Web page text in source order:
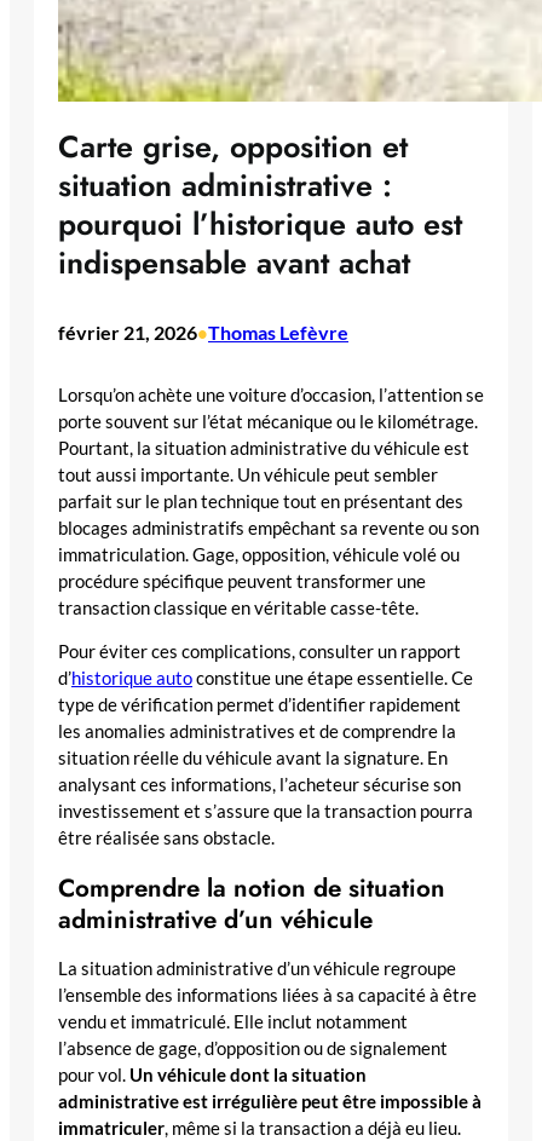
Carte grise, opposition et
situation administrative :
pourquoi l’historique auto est
indispensable avant achat
février 21, 2026•Thomas Lefèvre
Lorsqu’on achète une voiture d’occasion, l’attention se
porte souvent sur l’état mécanique ou le kilométrage.
Pourtant, la situation administrative du véhicule est
tout aussi importante. Un véhicule peut sembler
parfait sur le plan technique tout en présentant des
blocages administratifs empêchant sa revente ou son
immatriculation. Gage, opposition, véhicule volé ou
procédure spécifique peuvent transformer une
transaction classique en véritable casse-tête.
Pour éviter ces complications, consulter un rapport
d’historique autoconstitue une étape essentielle. Ce
type de vérification permet d’identifier rapidement
les anomalies administratives et de comprendre la
situation réelle du véhicule avant la signature. En
analysant ces informations, l’acheteur sécurise son
investissement et s’assure que la transaction pourra
être réalisée sans obstacle.
Comprendre la notion de situation
administrative d’un véhicule
La situation administrative d’un véhicule regroupe
l’ensemble des informations liées à sa capacité à être
vendu et immatriculé. Elle inclut notamment
l’absence de gage, d’opposition ou de signalement
pour vol. Un véhicule dont la situation
administrative est irrégulière peut être impossible à
immatriculer, même si la transaction a déjà eu lieu.